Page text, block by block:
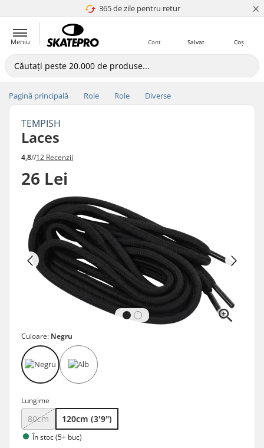
365 de zile pentru retur
4.8 a 5 ×
Meniu Coș
Salvat
Cont
Pagină principală Role Role Diverse
TEMPISH
Laces
4,8//12 Recenzii
26 Lei
Culoare: Negru
Lungime
80cm 120cm (3'9")
În stoc (5+ buc)